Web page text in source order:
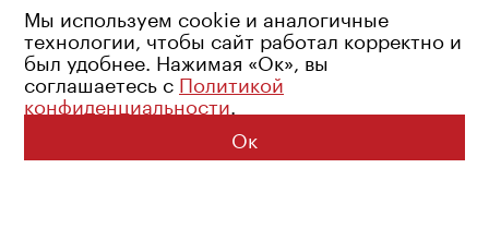
Возрастное ограничение: 16+
Политика конфиденциальности
© 2026 Все права защищены
Мы используем cookie и аналогичные
технологии, чтобы сайт работал корректно и
был удобнее. Нажимая «Ок», вы
соглашаетесь с Политикой
конфиденциальности.
Ок